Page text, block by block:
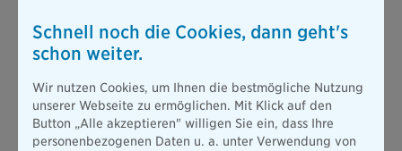
Prestige-Tarif bietet volle Kostenübernahme bei
Zahnbehandlung und -ersatz. Die Zahnzusatzversicherungen
jedem Alter sowie weitergehende Maßnahmen zur
Schmerzausschaltung wie Akupunktur, Narkose und Hypnose.
Die professionelle Zahnreinigung ist in allen Tarifen jährlich
inklusive – und das ohne Wartezeit.
Schnell noch die Cookies, dann geht's
schon weiter.
Wir nutzen Cookies, um Ihnen die bestmögliche Nutzung
unserer Webseite zu ermöglichen. Mit Klick auf den
Button „Alle akzeptieren" willigen Sie ein, dass Ihre
personenbezogenen Daten u. a. unter Verwendung von